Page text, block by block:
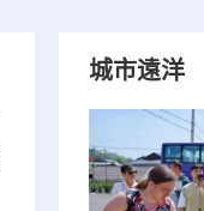
城市遠洋